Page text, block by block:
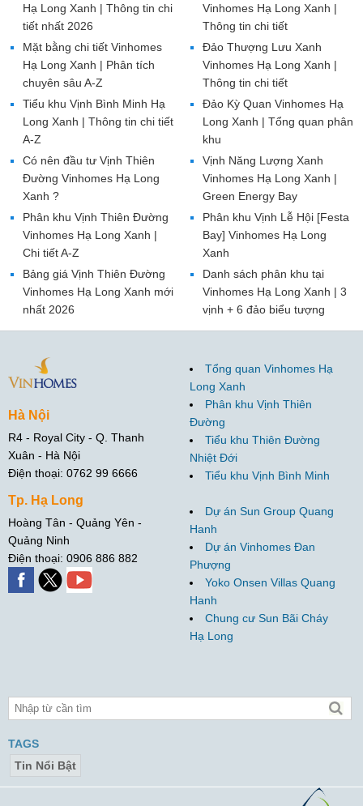
Vinhomes Hạ Long Xanh |
Thông tin chi tiết
Đảo Thượng Lưu Xanh
Vinhomes Hạ Long Xanh |
Thông tin chi tiết
Đảo Kỳ Quan Vinhomes Hạ
Long Xanh | Tổng quan phân
khu
Vịnh Năng Lượng Xanh
Vinhomes Hạ Long Xanh |
Green Energy Bay
Phân khu Vịnh Lễ Hội [Festa
Bay] Vinhomes Hạ Long
Xanh
Danh sách phân khu tại
Vinhomes Hạ Long Xanh | 3
vịnh + 6 đảo biểu tượng
Hạ Long Xanh | Thông tin chi
tiết nhất 2026
Mặt bằng chi tiết Vinhomes
Hạ Long Xanh | Phân tích
chuyên sâu A-Z
Tiểu khu Vịnh Bình Minh Hạ
Long Xanh | Thông tin chi tiết
A-Z
Có nên đầu tư Vịnh Thiên
Đường Vinhomes Hạ Long
Xanh ?
Phân khu Vịnh Thiên Đường
Vinhomes Hạ Long Xanh |
Chi tiết A-Z
Bảng giá Vịnh Thiên Đường
Vinhomes Hạ Long Xanh mới
nhất 2026
Hà Nội
R4 - Royal City - Q. Thanh
Xuân - Hà Nội
Điện thoại: 0762 99 6666
Tp. Hạ Long
Hoàng Tân - Quảng Yên -
Quảng Ninh
Điện thoại: 0906 886 882
Tổng quan Vinhomes Hạ
Long Xanh
Phân khu Vịnh Thiên
Đường
Tiểu khu Thiên Đường
Nhiệt Đới
Tiểu khu Vịnh Bình Minh
Dự án Sun Group Quang
Hanh
Dự án Vinhomes Đan
Phượng
Yoko Onsen Villas Quang
Hanh
Chung cư Sun Bãi Cháy
Hạ Long
TAGS
Tin Nổi Bật